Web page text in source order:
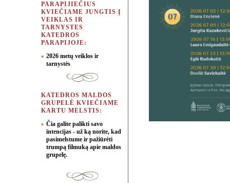
PARAPIJIEČIUS
KVIEČIAME JUNGTIS Į
VEIKLAS IR
TARNYSTES
KATEDROS
PARAPIJOJE:
2026 metų veiklos ir
tarnystės
KATEDROS MALDOS
GRUPELĖ KVIEČIAME
KARTU MELSTIS:
Čia galite palikti savo
intencijas - už ką norite, kad
pasimelstume ir pažiūrėti
trumpą filmuką apie maldos
grupelę.